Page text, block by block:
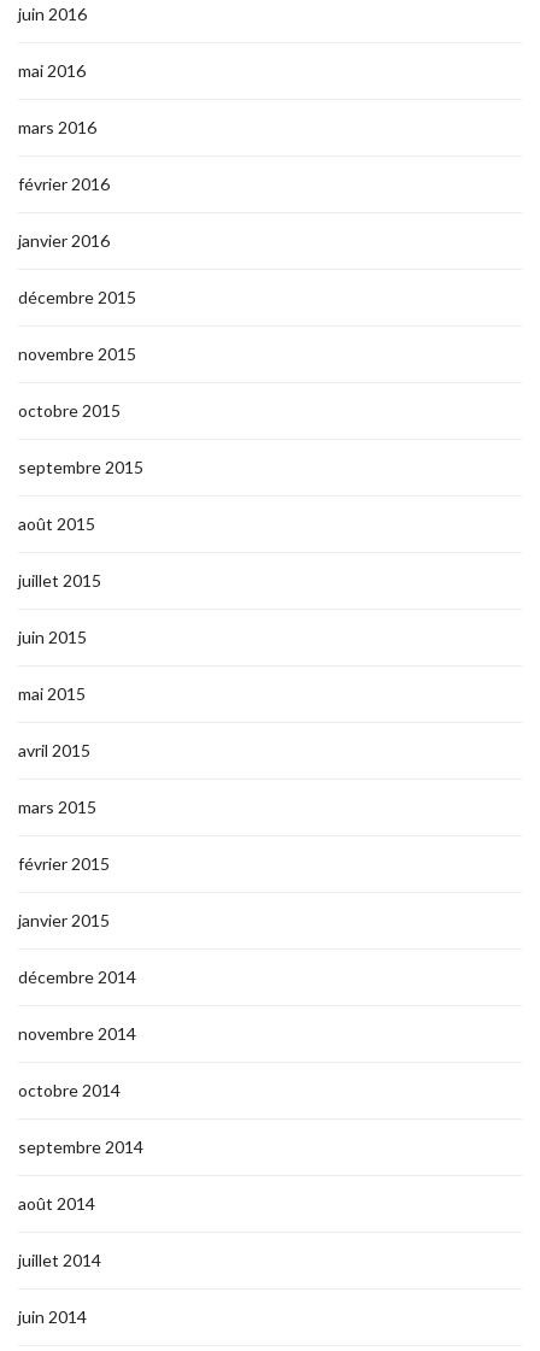
juin 2016
mai 2016
mars 2016
février 2016
janvier 2016
décembre 2015
novembre 2015
octobre 2015
septembre 2015
août 2015
juillet 2015
juin 2015
mai 2015
avril 2015
mars 2015
février 2015
janvier 2015
décembre 2014
novembre 2014
octobre 2014
septembre 2014
août 2014
juillet 2014
juin 2014